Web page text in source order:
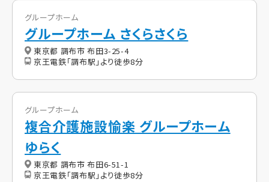
グループホーム
グループホーム さくらさくら
東京都 調布市 布田3-25-4
京王電鉄「調布駅」より徒歩8分
グループホーム
複合介護施設愉楽 グループホーム
ゆらく
東京都 調布市 布田6-51-1
京王電鉄「調布駅」より徒歩8分